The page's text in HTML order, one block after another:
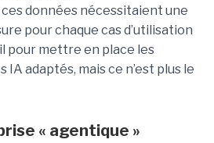
données nécessitaient une
pour chaque cas d’utilisation
pour mettre en place les
IA adaptés, mais ce n’est plus le
« agentique »